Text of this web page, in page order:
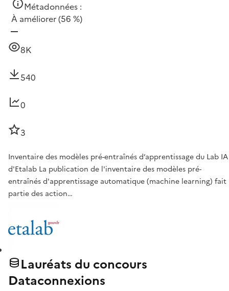
Métadonnées :
À améliorer(56 %)
8K
540
0
3
Inventaire des modèles pré-entraînés d’apprentissage du Lab IA
d'Etalab La publication de l'inventaire des modèles pré-
entraînés d'apprentissage automatique (machine learning) fait
partie des action…
Lauréats du concours
Dataconnexions